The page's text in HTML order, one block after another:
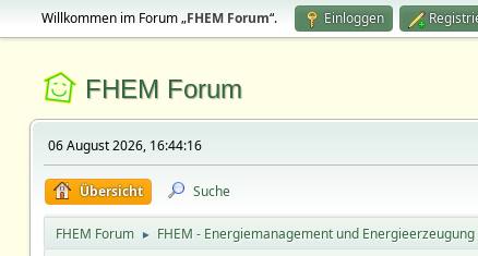
Willkommen im Forum „FHEM Forum“. Einloggen
FHEM Forum
06 August 2026, 16:44:16
Übersicht Suche
FHEM Forum ► FHEM - Energiemanagement und Energieerzeugung